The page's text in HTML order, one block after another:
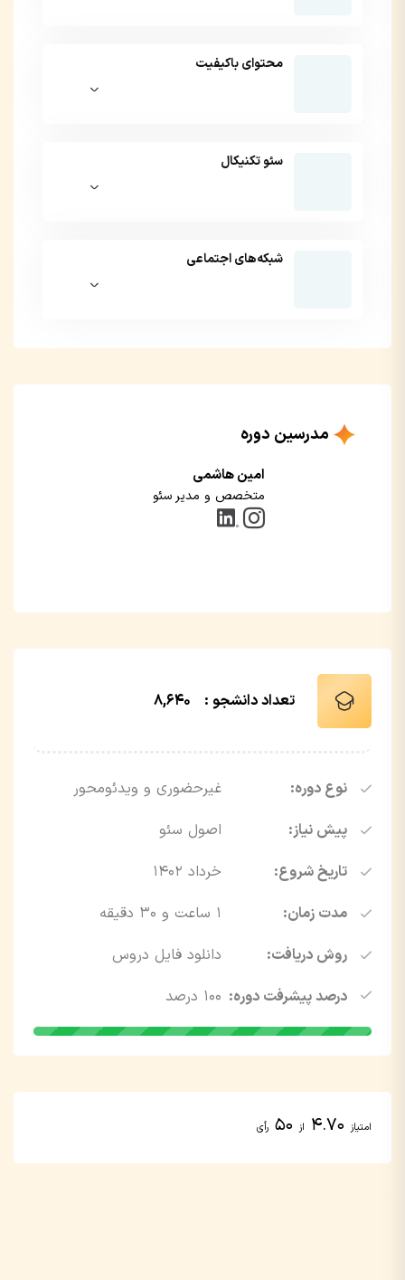
محتوای با‌کیفیت
سئو تکنیکال
شبکه‌های اجتماعی
مدرسین دوره
امین هاشمی
متخصص و مدیر سئو
تعداد دانشجو : 8,640
نوع دوره:
غیر‌حضوری و ویدئو‌محور
پیش نیاز:
اصول سئو
تاریخ شروع:
خرداد ۱۴۰۲
مدت زمان:
1 ساعت و 30 دقیقه
روش دریافت:
دانلود فایل دروس
درصد پیشرفت دوره: 100 درصد
امتیاز 4.70 از 50 رأی